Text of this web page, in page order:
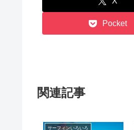
Pocket
関連記事
サーフィンいろいろ